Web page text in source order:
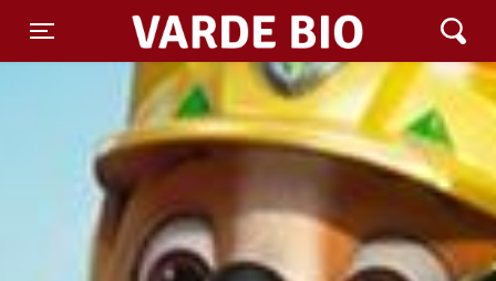
Toggle navigation
Varde Bio ApS